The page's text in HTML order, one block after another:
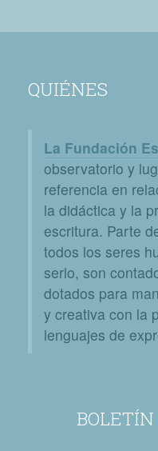
QUIÉNES
La Fundación
observatorio y
referencia en
la didáctica y la
escritura. Parte
todos los seres
serlo, son
dotados para
y creativa con la
lenguajes de